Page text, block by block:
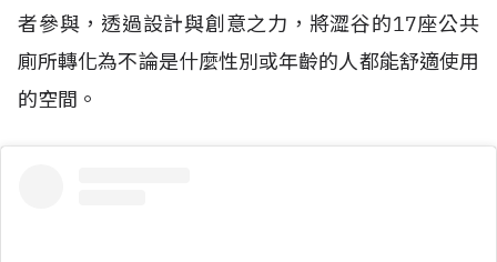
者參與，透過設計與創意之力，將澀谷的17座公共
廁所轉化為不論是什麼性別或年齡的人都能舒適使用
的空間。